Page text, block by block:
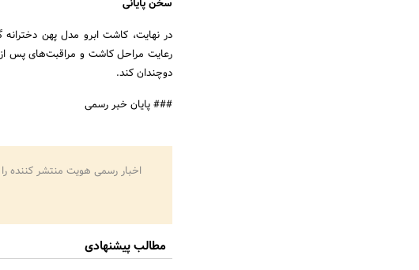
سخن پایانی
در نهایت، کاشت ابرو مدل پهن
رعایت مراحل کاشت و مراقبت‌های پس از
دوچندان کند.
### پایان خبر رسمی
اخبار رسمی هویت منتشر
مطالب پیشنهادی